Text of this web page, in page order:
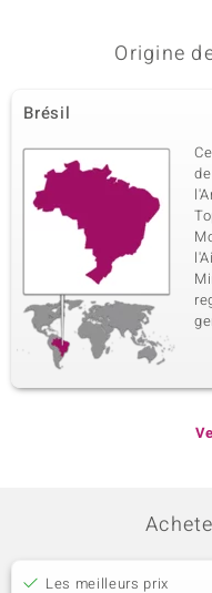
Origine
Brésil
Les meilleurs prix